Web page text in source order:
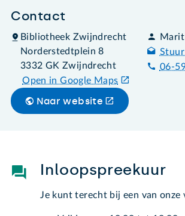
Contact
Bibliotheek Zwijndrecht
Norderstedtplein 8
3332 GK Zwijndrecht
Open in Google Maps
Marit
Stuur
06-
Naar website
Inloopspreekuur
Je kunt terecht bij een van onze